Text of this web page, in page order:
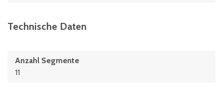
Technische Daten
Anzahl Segmente
11